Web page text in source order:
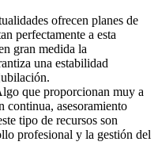
ofrecen planes de
perfectamente a esta
gran medida la
una estabilidad
que proporcionan muy a
continua, asesoramiento
tipo de recursos son
profesional y la gestión del